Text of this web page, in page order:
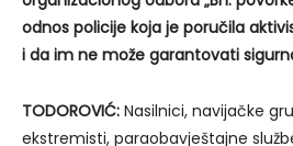
odnos policije koja je poručila
i da im ne može garantovati
TODOROVIĆ: Nasilnici, navijačke
ekstremisti, paraobavještajne